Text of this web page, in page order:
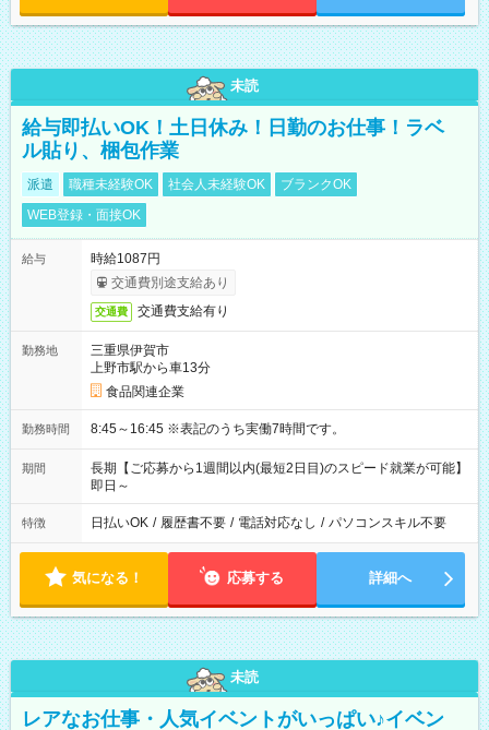
未読
給与即払いOK！土日休み！日勤のお仕事！ラベ
ル貼り、梱包作業
派遣 職種未経験OK 社会人未経験OK
ブランクOK
WEB登録・面接OK
給与
時給1087円
交通費別途支給あり
交通費 交通費支給有り
勤務地
三重県伊賀市
上野市駅から車13分
食品関連企業
勤務時間 8:45～16:45 ※表記のうち実働7時間です。
期間
長期【ご応募から1週間以内(最短2日目)のスピード就業が可能】
即日～
特徴 日払いOK / 履歴書不要 / 電話対応なし / パソコンスキル不要
気になる！ 応募する 詳細へ
未読
レアなお仕事・人気イベントがいっぱい♪イベン